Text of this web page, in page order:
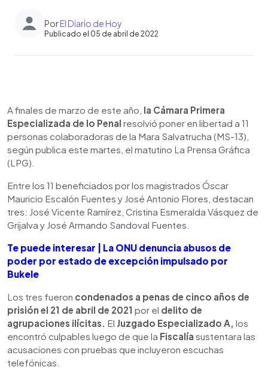
PorEl Diario de Hoy
Publicado el 05 de abril de 2022
Escuchar artículo
A finales de marzo de este año, la Cámara Primera
Especializada de lo Penal resolvió poner en libertad a 11
personas colaboradoras de la Mara Salvatrucha (MS-13),
según publica este martes, el matutino La Prensa Gráfica
(LPG).
Entre los 11 beneficiados por los magistrados Óscar
Mauricio Escalón Fuentes y José Antonio Flores, destacan
tres: José Vicente Ramírez, Cristina Esmeralda Vásquez de
Grijalva y José Armando Sandoval Fuentes.
Te puede interesar | La ONU denuncia abusos de
poder por estado de excepción impulsado por
Bukele
Los tres fueron condenados a penas de cinco años de
prisión el 21 de abril de 2021 por el delito de
agrupaciones ilícitas. El Juzgado Especializado A, los
encontró culpables luego de que la Fiscalía sustentara las
acusaciones con pruebas que incluyeron escuchas
telefónicas.